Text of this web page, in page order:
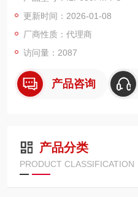
保偏光纤(PM)
单模光纤(SM)，用于1550 nm偏
更新时间：2026-01-08
厂商性质：代理商
访问量：2087
产品咨询
产品分类
PRODUCT CLASSIFICATION